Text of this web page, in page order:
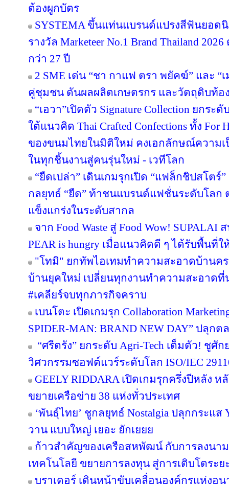
ต้องผูกบัตร
SYSTEMA ขึ้นแท่นแบรนด์แปรงสีฟันยอด
รางวัล Marketeer No.1 Brand Thailand
กว่า 27 ปี
2 SME เด่น “ชา กาแฟ ตรา พยัคฆ์” และ
คู่ชุมชน ดันผลผลิตเกษตรกร และวัตถุดิบท้อ
“เอวา”เปิดตัว Signature Collection ยกร
ใต้แนวคิด Thai Crafted Confections ทั้ง For
ของขนมไทยในมิติใหม่ คงเอกลักษณ์ความ
ในทุกชิ้นงานสู่คนรุ่นใหม่ - เวทีโลก
“ยืดเปล่า” เดินเกมรุกเปิด “แฟล็กชิปสโต
กลยุทธ์ “ยืด” ท้าชนแบรนด์แฟชั่นระดับโลก
แข็งแกร่งในระดับสากล
จาก Food Waste สู่ Food Wow! SUPALAI
PEAR is hungry เมื่อแนวคิดดี ๆ ได้รับพื้นที่ใ
"โทมิ" ยกทัพไอเทมทำความสะอาดบ้านค
บ้านยุคใหม่ เปลี่ยนทุกงานทำความสะอาดที่
#เคลียร์จบทุกภารกิจคราบ
เบนโตะ เปิดเกมรุก Collaboration
SPIDER-MAN: BRAND NEW DAY” ปลุ
“ศรีตรัง” ยกระดับ Agri-Tech เต็มตัว! ชู
วิศวกรรมซอฟต์แวร์ระดับโลก ISO/IEC
GEELY RIDDARA เปิดเกมรุกครึ่งปีหลัง
ขยายเครือข่าย 38 แห่งทั่วประเทศ
‘พันธุ์ไทย’ ชูกลยุทธ์ Nostalgia ปลุกกระแ
วาน แบบใหญ่ เยอะ ยักเยยย
ก้าวสำคัญของเครือสหพัฒน์ กับการลงนา
เทคโนโลยี ขยายการลงทุน สู่การเติบโตระย
บราเดอร์ เดินหน้าขับเคลื่อนองค์กรแห่งอ